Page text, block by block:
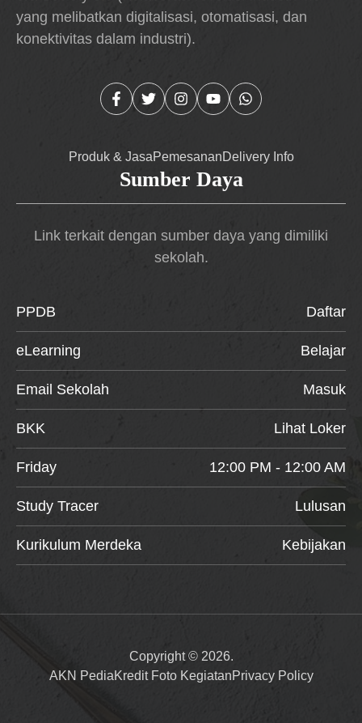
yang melibatkan digitalisasi, otomatisasi, dan
konektivitas dalam industri).
Produk & JasaPemesananDelivery Info
Sumber Daya
Link terkait dengan sumber daya yang dimiliki
sekolah.
PPDB Daftar
eLearning Belajar
Email Sekolah Masuk
BKK Lihat Loker
Friday 12:00 PM - 12:00 AM
Study Tracer Lulusan
Kurikulum Merdeka Kebijakan
Copyright © 2026.
AKN PediaKredit Foto KegiatanPrivacy Policy